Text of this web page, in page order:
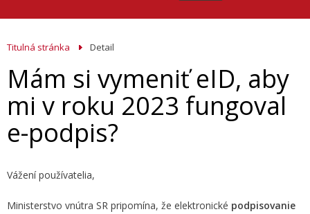
Titulná stránka Detail
Mám si vymeniť eID, aby
mi v roku 2023 fungoval
e-podpis?
Vážení používatelia,
Ministerstvo vnútra SR pripomína, že elektronické podpisovanie